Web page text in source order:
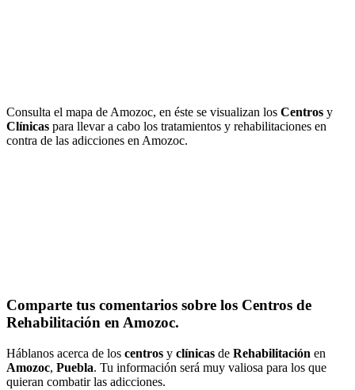
Consulta el mapa de Amozoc, en éste se visualizan los Centros y
Clínicas para llevar a cabo los tratamientos y rehabilitaciones en
contra de las adicciones en Amozoc.
Comparte tus comentarios sobre los Centros de
Rehabilitación en Amozoc.
Háblanos acerca de los centros y clínicas de Rehabilitación en
Amozoc, Puebla. Tu información será muy valiosa para los que
quieran combatir las adicciones.